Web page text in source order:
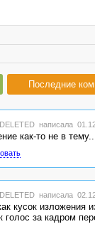
Последние
DELETED написала
как-то не в
DELETED написала
кусок изложения
голос за кадром